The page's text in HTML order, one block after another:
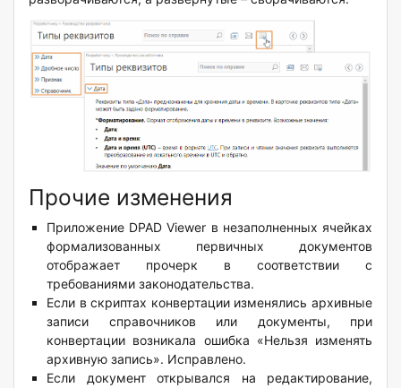
Прочие изменения
Приложение DPAD Viewer в незаполненных ячейках
формализованных первичных документов
отображает прочерк в соответствии с
требованиями законодательства.
Если в скриптах конвертации изменялись архивные
записи справочников или документы, при
конвертации возникала ошибка «Нельзя изменять
архивную запись». Исправлено.
Если документ открывался на редактирование,